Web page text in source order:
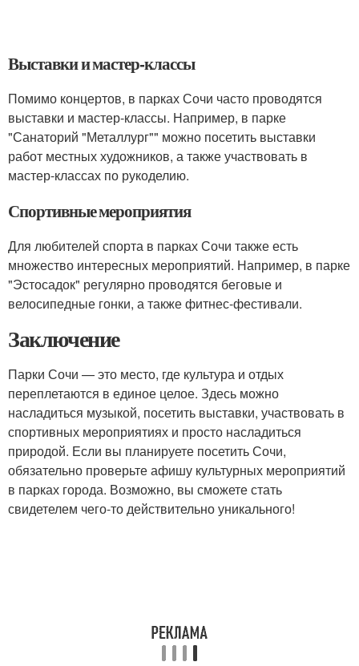
Выставки и мастер-классы
Помимо концертов, в парках Сочи часто проводятся
выставки и мастер-классы. Например, в парке
"Санаторий "Металлург"" можно посетить выставки
работ местных художников, а также участвовать в
мастер-классах по рукоделию.
Спортивные мероприятия
Для любителей спорта в парках Сочи также есть
множество интересных мероприятий. Например, в парке
"Эстосадок" регулярно проводятся беговые и
велосипедные гонки, а также фитнес-фестивали.
Заключение
Парки Сочи — это место, где культура и отдых
переплетаются в единое целое. Здесь можно
насладиться музыкой, посетить выставки, участвовать в
спортивных мероприятиях и просто насладиться
природой. Если вы планируете посетить Сочи,
обязательно проверьте афишу культурных мероприятий
в парках города. Возможно, вы сможете стать
свидетелем чего-то действительно уникального!